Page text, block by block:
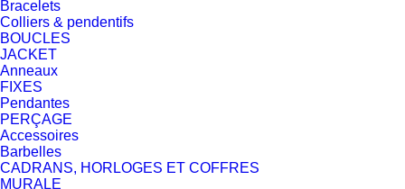
Bracelets
Colliers & pendentifs
BOUCLES
JACKET
Anneaux
FIXES
Pendantes
PERÇAGE
Accessoires
Barbelles
CADRANS, HORLOGES ET COFFRES
MURALE